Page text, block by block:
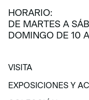
HORARIO:
DE MARTES A
DOMINGO DE 10
VISITA
VISITA
EXPOSICIONES Y
EXPOSICIONES Y